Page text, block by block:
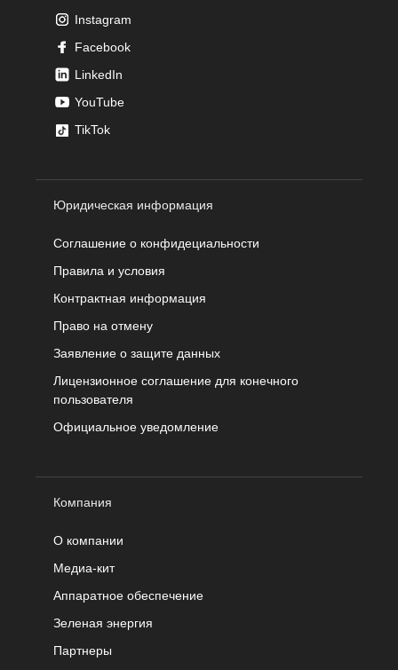
Instagram
Facebook
LinkedIn
YouTube
TikTok
Юридическая информация
Соглашение о конфидециальности
Правила и условия
Контрактная информация
Право на отмену
Заявление о защите данных
Лицензионное соглашение для конечного
пользователя
Официальное уведомление
Компания
О компании
Медиа-кит
Аппаратное обеспечение
Зеленая энергия
Партнеры